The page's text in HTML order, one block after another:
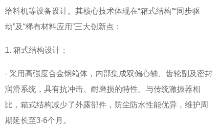
给料机等设备设计。其核心技术体现在“箱式结构”“同步驱
动”及“稀有材料应用”三大创新点：
1. 箱式结构设计：
- 采用高强度合金钢箱体，内部集成双偏心轴、齿轮副及密封
润滑系统，具有抗冲击、耐磨损的特性。与传统激振器相
比，箱式结构减少了外露部件，防尘防水性能优异，维护周
期延长至3-6个月。